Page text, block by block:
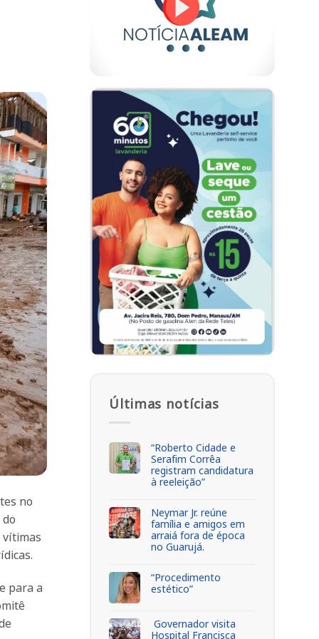
no
vítimas
para a
Últimas notícias
“Roberto Cidade e
Serafim Corrêa
registram candidatura
à reeleição”
Neymar Jr. reúne
família e amigos em
arraiá fora de época
no Guarujá.
“Procedimento
estético”
Governador visita
Hospital Francisca